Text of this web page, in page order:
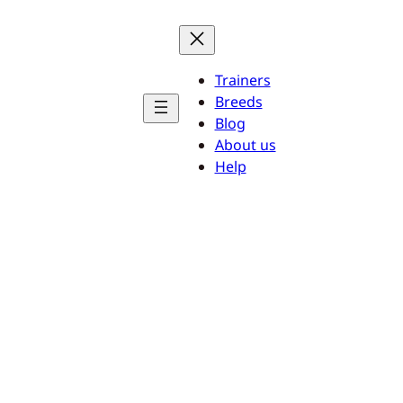
Trainers
Breeds
Blog
About us
Help